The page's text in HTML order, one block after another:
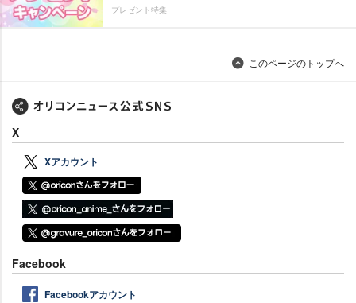
プレゼント特集
このページのトップへ
X
Xアカウント
Facebook
Facebookアカウント